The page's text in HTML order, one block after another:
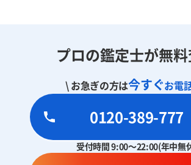
プロの鑑定士が無
\ お急ぎの方は今すぐお電
0120-389-777
受付時間 9:00～22:00(年中無